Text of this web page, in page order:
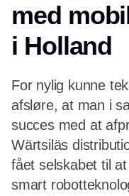
med
i Holland
For nylig kunne
afsløre, at man i
succes med at
Wärtsiläs
fået selskabet til
smart